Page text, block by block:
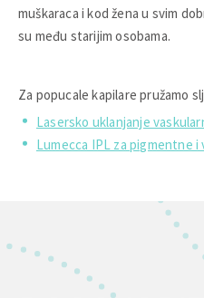
muškaraca i kod žena u svim
su među starijim osobama.
Za popucale kapilare pružamo
Lasersko uklanjanje
Lumecca IPL za pigmentne i